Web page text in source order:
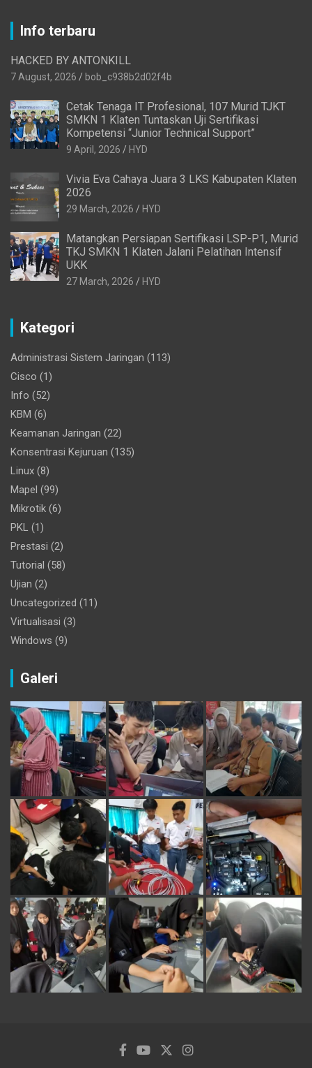
Info terbaru
HACKED BY ANTONKILL
7 August, 2026 bob_c938b2d02f4b
Cetak Tenaga IT Profesional, 107 Murid TJKT
SMKN 1 Klaten Tuntaskan Uji Sertifikasi
Kompetensi “Junior Technical Support”
9 April, 2026 HYD
Vivia Eva Cahaya Juara 3 LKS Kabupaten Klaten
2026
29 March, 2026 HYD
Matangkan Persiapan Sertifikasi LSP-P1, Murid
TKJ SMKN 1 Klaten Jalani Pelatihan Intensif
UKK
27 March, 2026 HYD
Kategori
Administrasi Sistem Jaringan (113)
Cisco (1)
Info (52)
KBM (6)
Keamanan Jaringan (22)
Konsentrasi Kejuruan (135)
Linux (8)
Mapel (99)
Mikrotik (6)
PKL (1)
Prestasi (2)
Tutorial (58)
Ujian (2)
Uncategorized (11)
Virtualisasi (3)
Windows (9)
Galeri